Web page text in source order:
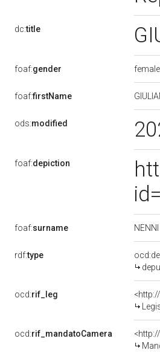
dc:title
foaf:gender female
foaf:firstName
ods:modified
foaf:depiction
foaf:surname NENNI
rdf:type
ocd:rif_leg
ocd:rif_mandatoCamera